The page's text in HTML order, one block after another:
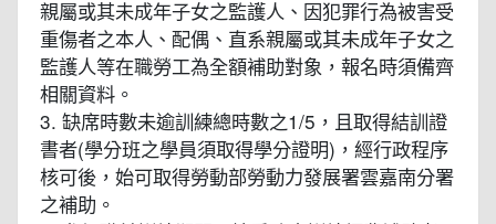
親屬或其未成年子女之監護人、因犯罪行為被害受
重傷者之本人、配偶、直系親屬或其未成年子女之
監護人等在職勞工為全額補助對象，報名時須備齊
相關資料。
3. 缺席時數未逾訓練總時數之1/5，且取得結訓證
書者(學分班之學員須取得學分證明)，經行政程序
核可後，始可取得勞動部勞動力發展署雲嘉南分署
之補助。